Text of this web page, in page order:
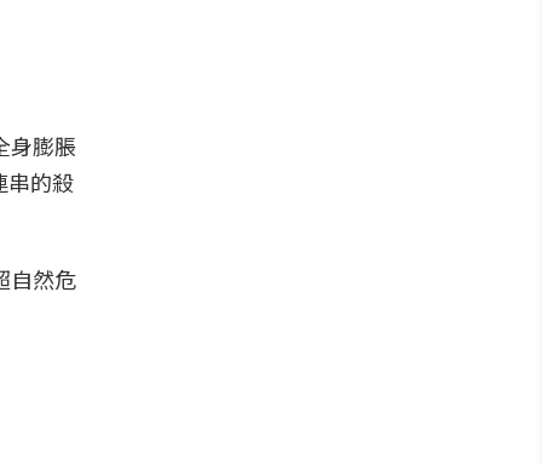
身膨脹
串的殺
自然危